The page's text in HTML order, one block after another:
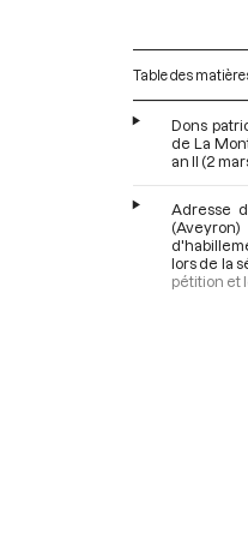
Table des
Dons
de La
an II (2
Adresse
lors de la
pétition et